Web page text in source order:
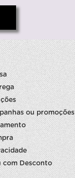
ou promoções
com Desconto